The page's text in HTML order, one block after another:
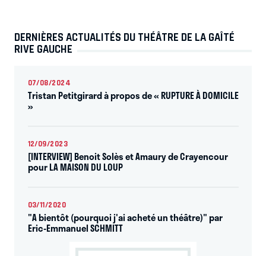
DERNIÈRES ACTUALITÉS DU THÉÂTRE DE LA GAÎTÉ
RIVE GAUCHE
07/08/2024
Tristan Petitgirard à propos de « RUPTURE À DOMICILE
»
12/09/2023
[INTERVIEW] Benoit Solès et Amaury de Crayencour
pour LA MAISON DU LOUP
03/11/2020
"A bientôt (pourquoi j'ai acheté un théâtre)" par
Eric-Emmanuel SCHMITT